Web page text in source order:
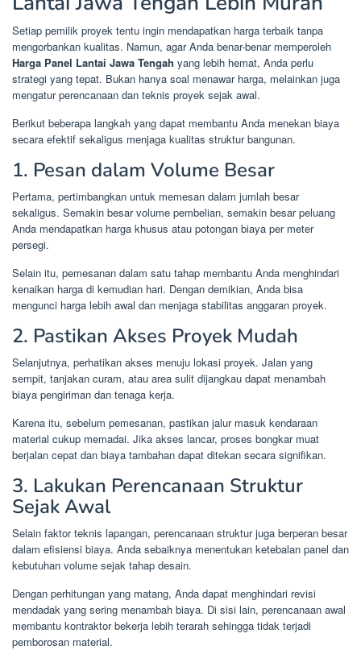
Setiap pemilik proyek tentu ingin mendapatkan harga terbaik tanpa
mengorbankan kualitas. Namun, agar Anda benar-benar memperoleh
Harga Panel Lantai Jawa Tengah yang lebih hemat, Anda perlu
strategi yang tepat. Bukan hanya soal menawar harga, melainkan juga
mengatur perencanaan dan teknis proyek sejak awal.
Berikut beberapa langkah yang dapat membantu Anda menekan biaya
secara efektif sekaligus menjaga kualitas struktur bangunan.
1. Pesan dalam Volume Besar
Pertama, pertimbangkan untuk memesan dalam jumlah besar
sekaligus. Semakin besar volume pembelian, semakin besar peluang
Anda mendapatkan harga khusus atau potongan biaya per meter
persegi.
Selain itu, pemesanan dalam satu tahap membantu Anda menghindari
kenaikan harga di kemudian hari. Dengan demikian, Anda bisa
mengunci harga lebih awal dan menjaga stabilitas anggaran proyek.
2. Pastikan Akses Proyek Mudah
Selanjutnya, perhatikan akses menuju lokasi proyek. Jalan yang
sempit, tanjakan curam, atau area sulit dijangkau dapat menambah
biaya pengiriman dan tenaga kerja.
Karena itu, sebelum pemesanan, pastikan jalur masuk kendaraan
material cukup memadai. Jika akses lancar, proses bongkar muat
berjalan cepat dan biaya tambahan dapat ditekan secara signifikan.
3. Lakukan Perencanaan Struktur
Sejak Awal
Selain faktor teknis lapangan, perencanaan struktur juga berperan besar
dalam efisiensi biaya. Anda sebaiknya menentukan ketebalan panel dan
kebutuhan volume sejak tahap desain.
Dengan perhitungan yang matang, Anda dapat menghindari revisi
mendadak yang sering menambah biaya. Di sisi lain, perencanaan awal
membantu kontraktor bekerja lebih terarah sehingga tidak terjadi
pemborosan material.